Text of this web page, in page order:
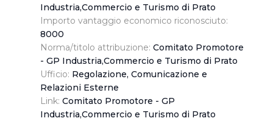
Industria,Commercio e Turismo di Prato
Importo vantaggio economico riconosciuto:
8000
Norma/titolo attribuzione: Comitato Promotore
- GP Industria,Commercio e Turismo di Prato
Ufficio: Regolazione, Comunicazione e
Relazioni Esterne
Link: Comitato Promotore - GP
Industria,Commercio e Turismo di Prato